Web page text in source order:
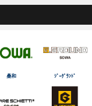
桑和 ｼﾞｰｸﾞﾗﾝﾄﾞ